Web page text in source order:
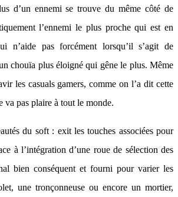
d’un ennemi se trouve du même côté de
l’ennemi le plus proche qui est en
n’aide pas forcément lorsqu’il s’agit de
chouïa plus éloigné qui gêne le plus. Même
les casuals gamers, comme on l’a dit cette
va pas plaire à tout le monde.
du soft : exit les touches associées pour
à l’intégration d’une roue de sélection des
bien conséquent et fourni pour varier les
une tronçonneuse ou encore un mortier,